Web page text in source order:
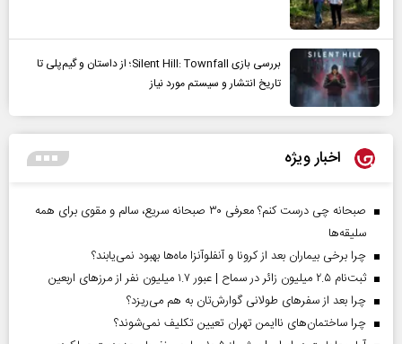
بررسی بازی Silent Hill: Townfall؛ از داستان و گیم‌پلی تا
تاریخ انتشار و سیستم مورد نیاز
اخبار ویژه
صبحانه چی درست کنم؟ معرفی ۳۰ صبحانه سریع، سالم و مقوی برای همه
سلیقه‌ها
چرا برخی بیماران بعد از کرونا و آنفلوآنزا ماه‌ها بهبود نمی‌یابند؟
ثبت‌نام ۲.۵ میلیون زائر در سماح | عبور ۱.۷ میلیون نفر از مرز‌های اربعین
چرا بعد از سفرهای طولانی گوارش‌تان به هم می‌ریزد؟
چرا ساختمان‌های ناایمن تهران تعیین تکلیف نمی‌شوند؟